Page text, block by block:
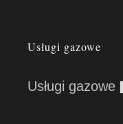
Usługi gazowe
Usługi gazowe